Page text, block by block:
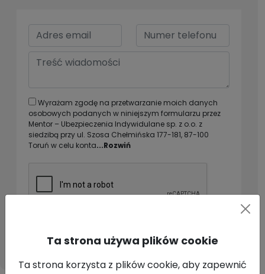
Wyrażam zgodę na przetwarzanie moich danych
osobowych podanych w niniejszym formularzu przez
Mentor – Ubezpieczenia Indywidulane sp. z o.o. z
siedzibą przy ul. Szosa Chełmińska 177-181, 87-100
Toruń w celu konta...Rozwiń
Ta strona używa plików cookie
Ta strona korzysta z plików cookie, aby zapewnić